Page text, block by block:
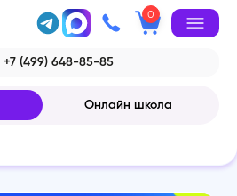
0
+7 (499) 648-85-85
Онлайн школа